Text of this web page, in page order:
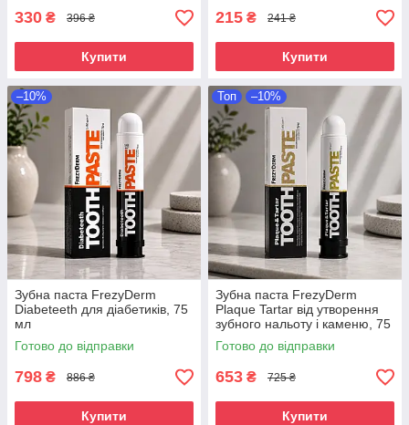
330 ₴ 396 ₴
Купити
215 ₴ 241 ₴
Купити
–10%
Зубна паста FrezyDerm
Diabeteeth для діабетиків, 75
мл
Готово до відправки
798 ₴ 886 ₴
Купити
Топ –10%
Зубна паста FrezyDerm
Plaque Tartar від утворення
зубного нальоту і каменю, 75
мл
Готово до відправки
653 ₴ 725 ₴
Купити